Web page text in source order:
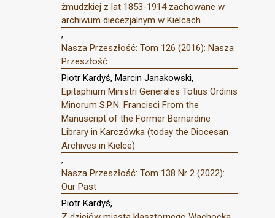
żmudzkiej z lat 1853-1914 zachowane w
archiwum diecezjalnym w Kielcach
,
Nasza Przeszłość: Tom 126 (2016): Nasza
Przeszłość
Piotr Kardyś, Marcin Janakowski,
Epitaphium Ministri Generales Totius Ordinis
Minorum S.P.N. Francisci From the
Manuscript of the Former Bernardine
Library in Karczówka (today the Diocesan
Archives in Kielce)
,
Nasza Przeszłość: Tom 138 Nr 2 (2022):
Our Past
Piotr Kardyś,